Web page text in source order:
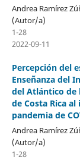
Andrea Ramírez
(Autor/a)
1-28
2022-09-11
Percepción del
Enseñanza del
del Atlántico de
de Costa Rica al
pandemia de
Andrea Ramírez
(Autor/a)
1-28